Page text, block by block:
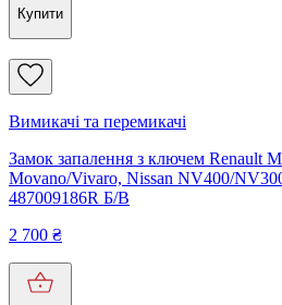
Купити
Вимикачі та перемикачі
Замок запалення з ключем Renault
Movano/Vivaro, Nissan NV400/
487009186R Б/В
2 700 ₴